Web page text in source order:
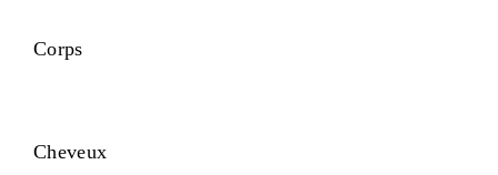
Corps
Cheveux